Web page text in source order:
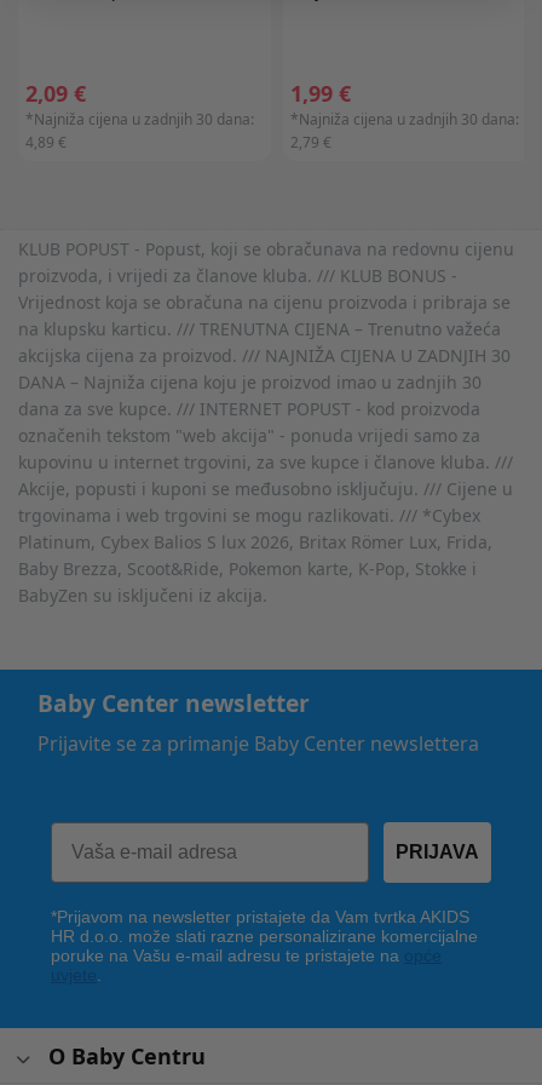
2,09 €
*Najniža cijena u zadnjih 30 dana:
4,89 €
1,99 €
*Najniža cijena u zadnjih 30 dana:
2,79 €
KLUB POPUST - Popust, koji se obračunava na redovnu cijenu
proizvoda, i vrijedi za članove kluba. /// KLUB BONUS -
Vrijednost koja se obračuna na cijenu proizvoda i pribraja se
na klupsku karticu. /// TRENUTNA CIJENA – Trenutno važeća
akcijska cijena za proizvod. /// NAJNIŽA CIJENA U ZADNJIH 30
DANA – Najniža cijena koju je proizvod imao u zadnjih 30
dana za sve kupce. /// INTERNET POPUST - kod proizvoda
označenih tekstom "web akcija" - ponuda vrijedi samo za
kupovinu u internet trgovini, za sve kupce i članove kluba. ///
Akcije, popusti i kuponi se međusobno isključuju. /// Cijene u
trgovinama i web trgovini se mogu razlikovati. /// *Cybex
Platinum, Cybex Balios S lux 2026, Britax Römer Lux, Frida,
Baby Brezza, Scoot&Ride, Pokemon karte, K-Pop, Stokke i
BabyZen su isključeni iz akcija.
Baby Center newsletter
Prijavite se za primanje Baby Center newslettera
PRIJAVA
*Prijavom na newsletter pristajete da Vam tvrtka AKIDS
HR d.o.o. može slati razne personalizirane komercijalne
poruke na Vašu e-mail adresu te pristajete na
O Baby Centru